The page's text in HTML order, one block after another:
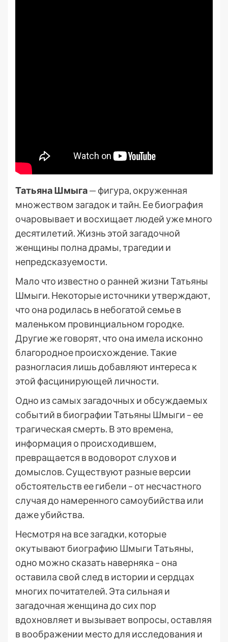
Татьяна Шмыга— фигура, окруженная
множеством загадок и тайн. Ее биография
очаровывает и восхищает людей уже много
десятилетий. Жизнь этой загадочной
женщины полна драмы, трагедии и
непредсказуемости.
Мало что известно о ранней жизни Татьяны
Шмыги. Некоторые источники утверждают,
что она родилась в небогатой семье в
маленьком провинциальном городке.
Другие же говорят, что она имела исконно
благородное происхождение. Такие
разногласия лишь добавляют интереса к
этой фасцинирующей личности.
Одно из самых загадочных и обсуждаемых
событий в биографии Татьяны Шмыги – ее
трагическая смерть. В это времена,
информация о происходившем,
превращается в водоворот слухов и
домыслов. Существуют разные версии
обстоятельств ее гибели – от несчастного
случая до намеренного самоубийства или
даже убийства.
Несмотря на все загадки, которые
окутывают биографию Шмыги Татьяны,
одно можно сказать наверняка – она
оставила свой след в истории и сердцах
многих почитателей. Эта сильная и
загадочная женщина до сих пор
вдохновляет и вызывает вопросы, оставляя
в воображении место для исследования и